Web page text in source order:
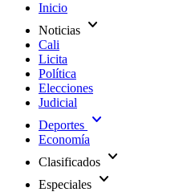
Inicio
Noticias expand_more
Cali
Licita
Política
Elecciones
Judicial
Deportes expand_more
Economía
Clasificados expand_more
Especiales expand_more